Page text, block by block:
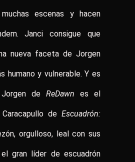
escenas y hacen
Janci consigue que
nueva faceta de Jorgen
humano y vulnerable. Y es
de ReDawn es el
de Escuadrón:
orgulloso, leal con sus
gran líder de escuadrón